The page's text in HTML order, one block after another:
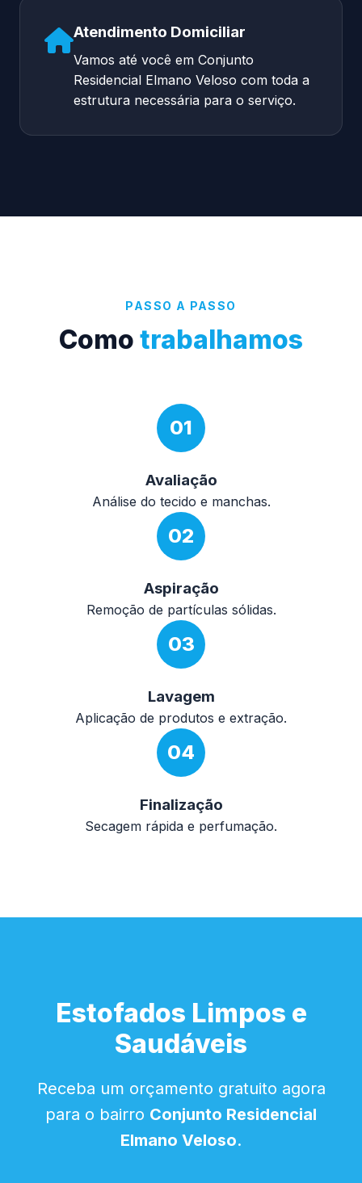
Atendimento Domiciliar
Vamos até você em Conjunto
Residencial Elmano Veloso com toda a
estrutura necessária para o serviço.
PASSO A PASSO
Como trabalhamos
01
Avaliação
Análise do tecido e manchas.
02
Aspiração
Remoção de partículas sólidas.
03
Lavagem
Aplicação de produtos e extração.
04
Finalização
Secagem rápida e perfumação.
Estofados Limpos e
Saudáveis
Receba um orçamento gratuito agora
para o bairro Conjunto Residencial
Elmano Veloso.